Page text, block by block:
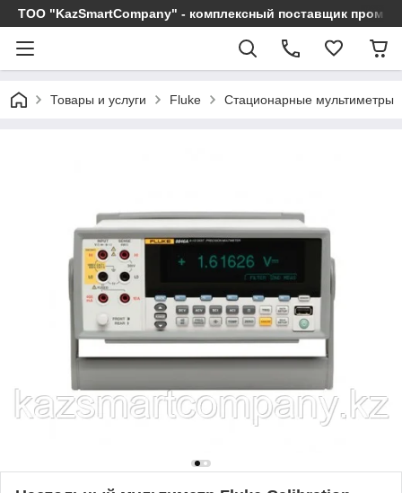
ТОО "KazSmartCompany" - комплексный поставщик
Товары и услуги Fluke Стационарные мультиметры